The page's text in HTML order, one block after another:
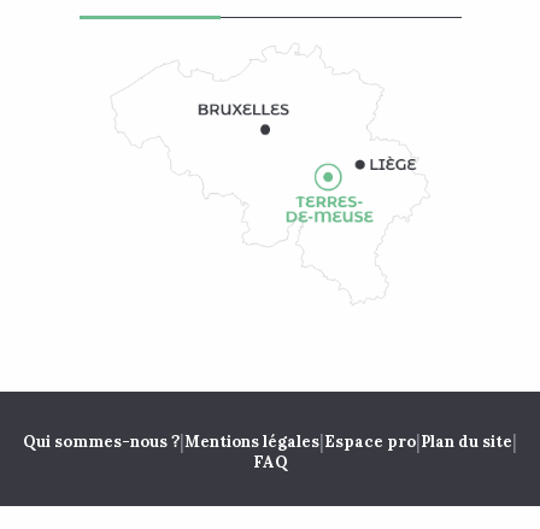
Qui sommes-nous ?|Mentions légales|Espace pro|Plan du site|
FAQ